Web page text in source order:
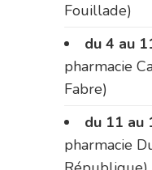
Fouillade)
du 4 au
pharmacie
Fabre)
du 11 au
pharmacie